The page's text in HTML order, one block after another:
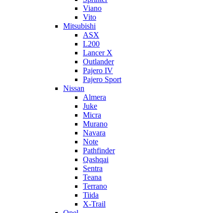
Viano
Vito
Mitsubishi
ASX
L200
Lancer X
Outlander
Pajero IV
Pajero Sport
Nissan
Almera
Juke
Micra
Murano
Navara
Note
Pathfinder
Qashqai
Sentra
Teana
Terrano
Tiida
X-Trail